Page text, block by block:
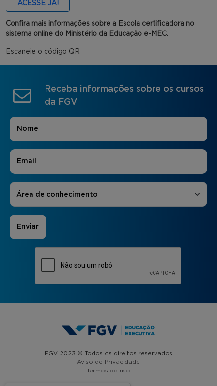
ACESSE JÁ!
Confira mais informações sobre a Escola certificadora no
sistema online do Ministério da Educação e-MEC.
Escaneie o código QR
Receba informações sobre os cursos
da FGV
Nome
E-mail
Áreas de Interesse
Área de conhecimento
FGV 2023 © Todos os direitos reservados
Aviso de Privacidade
Termos de uso